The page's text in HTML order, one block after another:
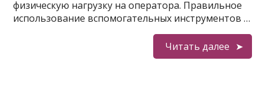
физическую нагрузку на оператора. Правильное
использование вспомогательных инструментов …
Читать далее